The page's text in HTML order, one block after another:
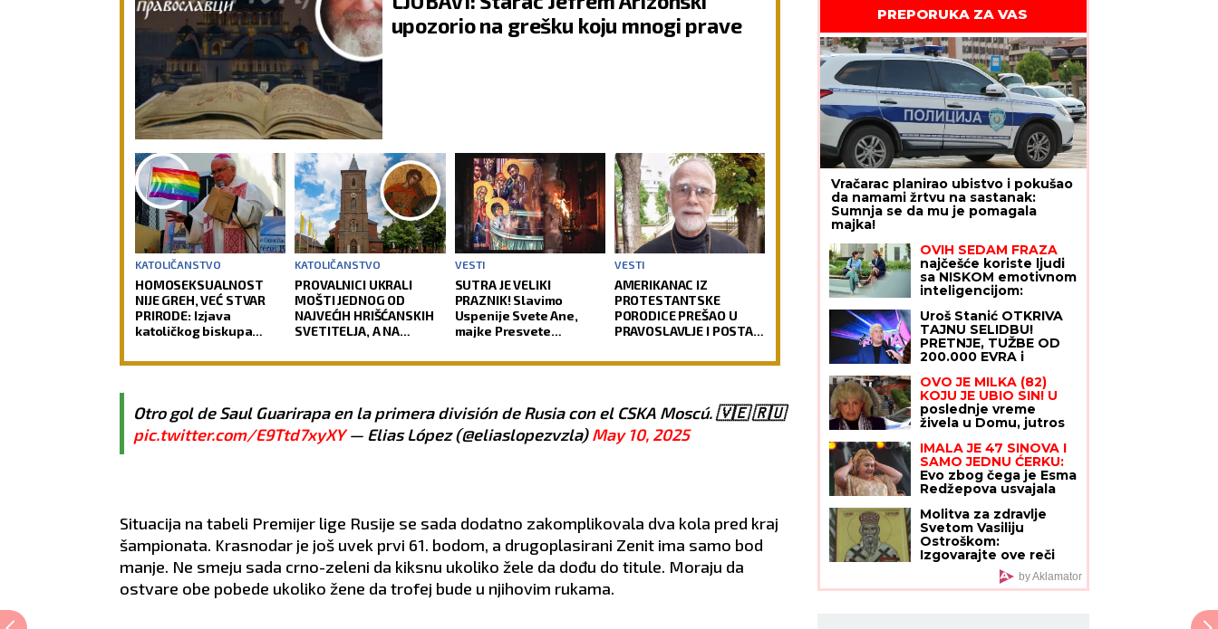
upozorio na grešku koju mnogi prave
KATOLIČANSTVO
HOMOSEKSUALNOST
NIJE GREH, VEĆ STVAR
PRIRODE: Izjava
katoličkog biskupa
KATOLIČANSTVO
PROVALNICI UKRALI
MOŠTI JEDNOG OD
NAJVEĆIH HRIŠĆANSKIH
SVETITELJA, A NA
Vernici u šoku, policija
VESTI
SUTRA JE VELIKI
PRAZNIK! Slavimo
Uspenije Svete Ane,
majke Presvete
VESTI
AMERIKANAC IZ
PROTESTANTSKE
PORODICE PREŠAO U
PRAVOSLAVLJE I POSTAO
najuglednijih teologa
preobraćenja
Otro gol de Saul Guarirapa en la primera división de Rusia con el CSKA Moscú. 🇻🇪 🇷🇺
pic.twitter.com/E9Ttd7xyXY— Elias López (@eliaslopezvzla)May 10, 2025
Situacija na tabeli Premijer lige Rusije se sada dodatno zakomplikovala dva kola pred kraj
šampionata. Krasnodar je još uvek prvi 61. bodom, a drugoplasirani Zenit ima samo bod
manje. Ne smeju sada crno-zeleni da kiksnu ukoliko žele da dođu do titule. Moraju da
ostvare obe pobede ukoliko žene da trofej bude u njihovim rukama.
PREPORUKA ZA VAS
Vračarac planirao ubistvo i pokušao
da namami žrtvu na sastanak:
Sumnja se da mu je pomagala
majka!
OVIH SEDAM FRAZA
najčešće koriste ljudi
sa NISKOM emotivnom
inteligencijom:
NULI, a na uspešne
međuljudske odnose
mogu da zaborave
Uroš Stanić OTKRIVA
TAJNU SELIDBU!
PRETNJE, TUŽBE OD
200.000 EVRA i
Elitu 10 ŠOKIRALI
JAVNOST
OVO JE MILKA (82)
KOJU JE UBIO SIN! U
poslednje vreme
živela u Domu, jutros
on je TUKAO DO
SMRTI! (FOTO, VIDEO)
IMALA JE 47 SINOVA I
SAMO JEDNU ĆERKU:
Evo zbog čega je Esma
Redžepova usvajala
smrt donela
neočekivanu odluku
Molitva za zdravlje
Svetom Vasiliju
Ostroškom:
Izgovarajte ove reči
by Aklamator